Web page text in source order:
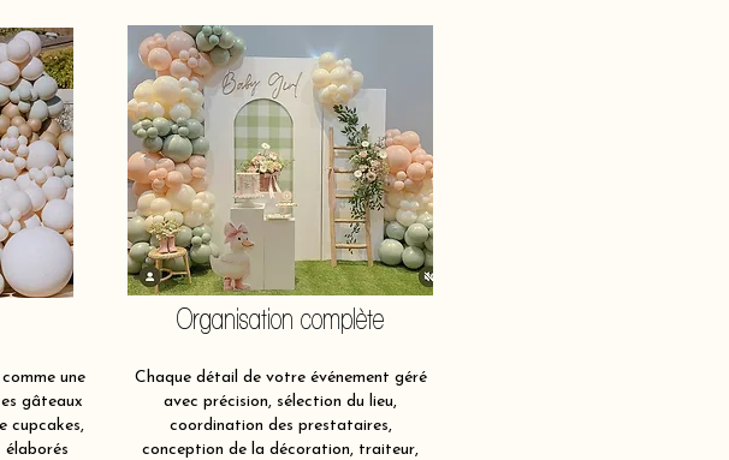
une
gâteaux
cupcakes,
élaborés
Organisation complète
Chaque détail de votre événement géré
avec précision, sélection du lieu,
coordination des prestataires,
conception de la décoration, traiteur,